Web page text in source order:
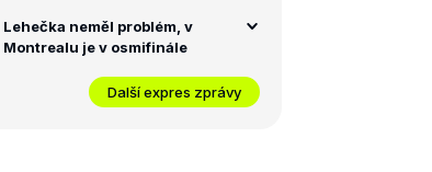
Lehečka neměl problém, v
Montrealu je v osmifinále
Další expres zprávy